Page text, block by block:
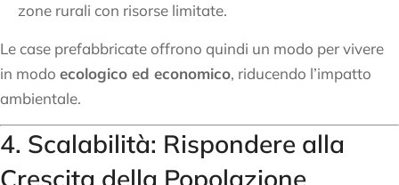
zone rurali con risorse limitate.
Le case prefabbricate offrono quindi un modo per vivere
in modo ecologico ed economico, riducendo l’impatto
ambientale.
4. Scalabilità: Rispondere alla
Crescita della Popolazione